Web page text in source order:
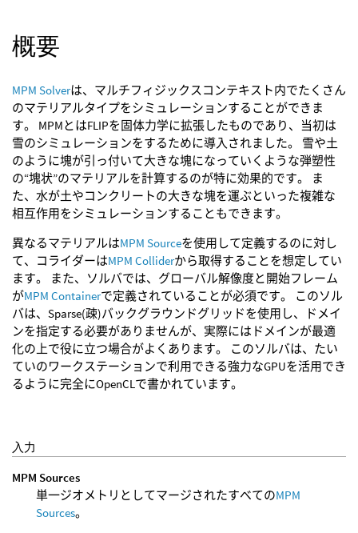
概要
MPM Solverは、マルチフィジックスコンテキスト内でたくさん
のマテリアルタイプをシミュレーションすることができま
す。 MPMとはFLIPを固体力学に拡張したものであり、当初は
雪のシミュレーションをするために導入されました。 雪や土
のように塊が引っ付いて大きな塊になっていくような弾塑性
の“塊状”のマテリアルを計算するのが特に効果的です。 ま
た、水が土やコンクリートの大きな塊を運ぶといった複雑な
相互作用をシミュレーションすることもできます。
異なるマテリアルはMPM Sourceを使用して定義するのに対し
て、コライダーはMPM Colliderから取得することを想定してい
ます。 また、ソルバでは、グローバル解像度と開始フレーム
がMPM Containerで定義されていることが必須です。 このソル
バは、Sparse(疎)バックグラウンドグリッドを使用し、ドメイ
ンを指定する必要がありませんが、実際にはドメインが最適
化の上で役に立つ場合がよくあります。 このソルバは、たい
ていのワークステーションで利用できる強力なGPUを活用でき
るように完全にOpenCLで書かれています。
入力
MPM Sources
単一ジオメトリとしてマージされたすべてのMPM
Sources。